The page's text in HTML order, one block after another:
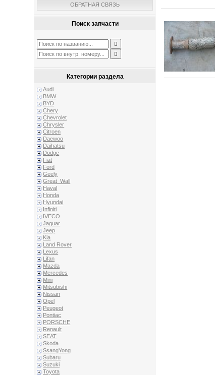
ОБРАТНАЯ СВЯЗЬ
Поиск запчасти
Категории раздела
Audi
BMW
BYD
Chery
Chevrolet
Chrysler
Citroen
Daewoo
Daihatsu
Dodge
Fiat
Ford
Geely
Great_Wall
Haval
Honda
Hyundai
Infiniti
IVECO
Jaguar
Jeep
Kia
Land Rover
Lexus
Lifan
Mazda
Mercedes
Mini
Mitsubishi
Nissan
Opel
Peugeot
Pontiac
PORSCHE
Renault
SEAT
Skoda
SsangYong
Subaru
Suzuki
Toyota